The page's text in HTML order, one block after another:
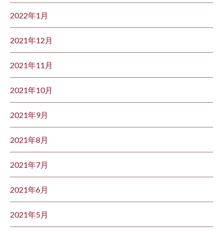
2022年1月
2021年12月
2021年11月
2021年10月
2021年9月
2021年8月
2021年7月
2021年6月
2021年5月